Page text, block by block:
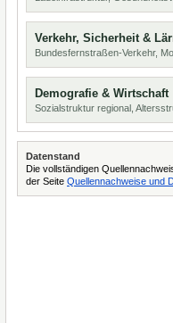
Verkehr, Sicherheit &
Bundesfernstraßen-Verkehr,
Demografie & Wirtschaft
Sozialstruktur regional,
Datenstand
Die vollständigen
der Seite Quellennachweise und